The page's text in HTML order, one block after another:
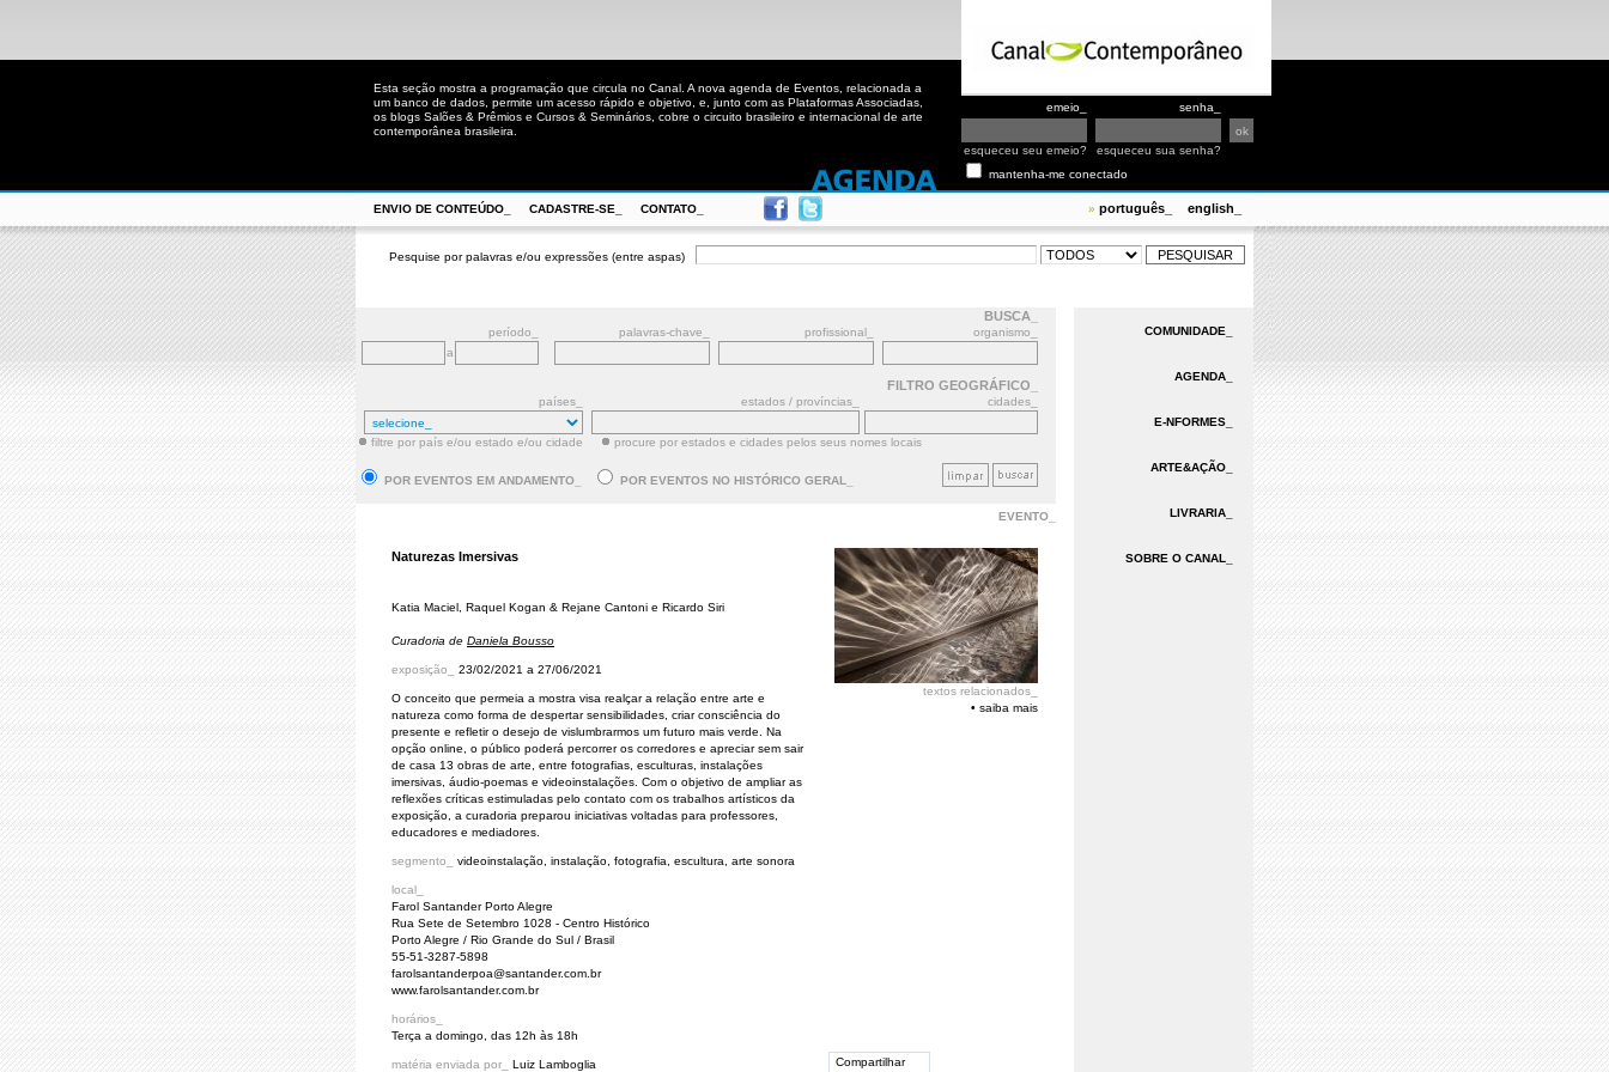
Esta seção mostra a programação que circula no Canal. A nova agenda de Eventos, relacionada a
um banco de dados, permite um acesso rápido e objetivo, e, junto com as Plataformas Associadas,
os blogs Salões & Prêmios e Cursos & Seminários, cobre o circuito brasileiro e internacional de arte
contemporânea brasileira.
emeio_ senha_
esqueceu seu emeio?
esqueceu sua senha?
mantenha-me conectado
ENVIO DE CONTEÚDO_ CADASTRE-SE_ CONTATO_ » português_ english_
Pesquise por palavras e/ou expressões (entre aspas)
BUSCA_
período_ palavras-chave_ profissional_
organismo_
a
FILTRO GEOGRÁFICO_
países_ estados / províncias_ cidades_
filtre por país e/ou estado e/ou cidade procure por estados e cidades pelos seus nomes locais
POR EVENTOS EM ANDAMENTO_ POR EVENTOS NO HISTÓRICO GERAL_
EVENTO_
Naturezas Imersivas
Katia Maciel, Raquel Kogan & Rejane Cantoni e Ricardo Siri
Curadoria de Daniela Bousso
exposição_ 23/02/2021 a 27/06/2021
O conceito que permeia a mostra visa realçar a relação entre arte e
natureza como forma de despertar sensibilidades, criar consciência do
presente e refletir o desejo de vislumbrarmos um futuro mais verde. Na
opção online, o público poderá percorrer os corredores e apreciar sem sair
de casa 13 obras de arte, entre fotografias, esculturas, instalações
imersivas, áudio-poemas e videoinstalações. Com o objetivo de ampliar as
reflexões críticas estimuladas pelo contato com os trabalhos artísticos da
exposição, a curadoria preparou iniciativas voltadas para professores,
educadores e mediadores.
segmento_ videoinstalação, instalação, fotografia, escultura, arte sonora
local_
Farol Santander Porto Alegre
Rua Sete de Setembro 1028 - Centro Histórico
Porto Alegre / Rio Grande do Sul / Brasil
55-51-3287-5898
farolsantanderpoa@santander.com.br
www.farolsantander.com.br
horários_
Terça a domingo, das 12h às 18h
matéria enviada por_ Luiz Lamboglia
textos relacionados_
• saiba mais
Compartilhar
COMUNIDADE_
AGENDA_
E-NFORMES_
ARTE&AÇÃO_
LIVRARIA_
SOBRE O CANAL_